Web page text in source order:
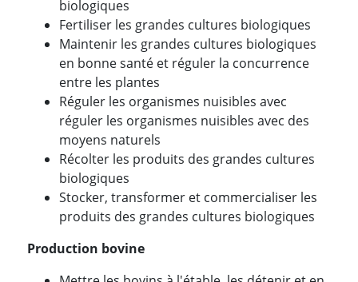
biologiques
Fertiliser les grandes cultures biologiques
Maintenir les grandes cultures biologiques
en bonne santé et réguler la concurrence
entre les plantes
Réguler les organismes nuisibles avec
réguler les organismes nuisibles avec des
moyens naturels
Récolter les produits des grandes cultures
biologiques
Stocker, transformer et commercialiser les
produits des grandes cultures biologiques
Production bovine